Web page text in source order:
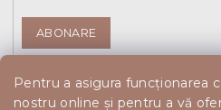
Pentru a asigura funcționarea
nostru online și pentru a vă
ABONARE